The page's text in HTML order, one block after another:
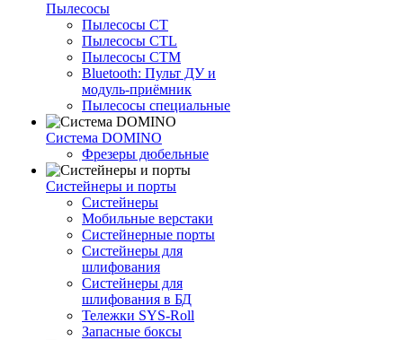
Пылесосы
Пылесосы CT
Пылесосы CTL
Пылесосы CTM
Bluetooth: Пульт ДУ и
модуль-приёмник
Пылесосы специальные
Система DOMINO
Фрезеры дюбельные
Систейнеры и порты
Систейнеры
Мобильные верстаки
Систейнерные порты
Систейнеры для
шлифования
Систейнеры для
шлифования в БД
Тележки SYS-Roll
Запасные боксы